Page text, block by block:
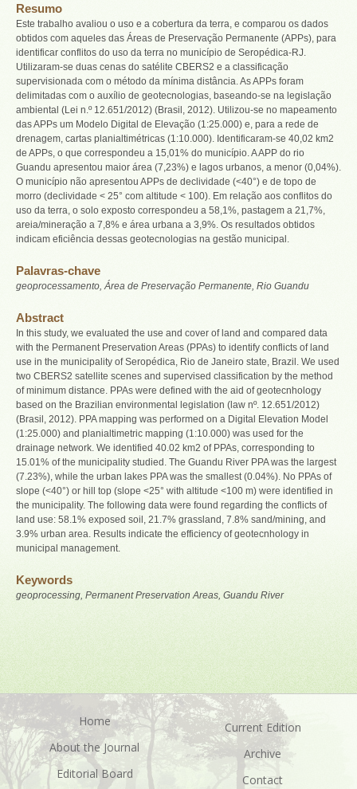
Resumo
Este trabalho avaliou o uso e a cobertura da terra, e comparou os dados
obtidos com aqueles das Áreas de Preservação Permanente (APPs), para
identificar conflitos do uso da terra no município de Seropédica-RJ.
Utilizaram-se duas cenas do satélite CBERS2 e a classificação
supervisionada com o método da mínima distância. As APPs foram
delimitadas com o auxílio de geotecnologias, baseando-se na legislação
ambiental (Lei n.º 12.651/2012) (Brasil, 2012). Utilizou-se no mapeamento
das APPs um Modelo Digital de Elevação (1:25.000) e, para a rede de
drenagem, cartas planialtimétricas (1:10.000). Identificaram-se 40,02 km2
de APPs, o que correspondeu a 15,01% do município. A APP do rio
Guandu apresentou maior área (7,23%) e lagos urbanos, a menor (0,04%).
O município não apresentou APPs de declividade (<40°) e de topo de
morro (declividade < 25° com altitude < 100). Em relação aos conflitos do
uso da terra, o solo exposto correspondeu a 58,1%, pastagem a 21,7%,
areia/mineração a 7,8% e área urbana a 3,9%. Os resultados obtidos
indicam eficiência dessas geotecnologias na gestão municipal.
Palavras-chave
geoprocessamento, Área de Preservação Permanente, Rio Guandu
Abstract
In this study, we evaluated the use and cover of land and compared data
with the Permanent Preservation Areas (PPAs) to identify conflicts of land
use in the municipality of Seropédica, Rio de Janeiro state, Brazil. We used
two CBERS2 satellite scenes and supervised classification by the method
of minimum distance. PPAs were defined with the aid of geotecnhology
based on the Brazilian environmental legislation (law nº. 12.651/2012)
(Brasil, 2012). PPA mapping was performed on a Digital Elevation Model
(1:25.000) and planialtimetric mapping (1:10.000) was used for the
drainage network. We identified 40.02 km2 of PPAs, corresponding to
15.01% of the municipality studied. The Guandu River PPA was the largest
(7.23%), while the urban lakes PPA was the smallest (0.04%). No PPAs of
slope (<40°) or hill top (slope <25° with altitude <100 m) were identified in
the municipality. The following data were found regarding the conflicts of
land use: 58.1% exposed soil, 21.7% grassland, 7.8% sand/mining, and
3.9% urban area. Results indicate the efficiency of geotecnhology in
municipal management.
Keywords
geoprocessing, Permanent Preservation Areas, Guandu River
Home
About the Journal
Editorial Board
Current Edition
Archive
Contact